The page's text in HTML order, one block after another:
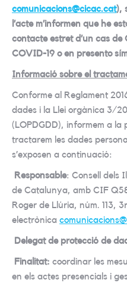
comunicacions@cicac.cat),
l’acte m’informen que he
contacte estret d’un cas
COVID-19 o en presento
Informació sobre el
Conforme al Reglament
dades i la Llei orgànica 3/
(LOPDGDD), informem a la
tractarem les dades
s’exposen a continuació:
Responsable: Consell dels
de Catalunya, amb CIF
Roger de Llúria, núm. 113,
electrònica
Delegat de protecció de
Finalitat: coordinar les
en els actes presencials i